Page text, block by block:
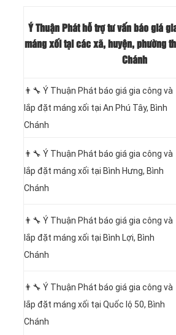
Ý Thuận Phát hỗ trợ tư vấn báo giá
máng xối tại các xã, huyện, phường
Chánh
👨‍🔧 Ý Thuận Phát báo giá gia công và
lắp đặt máng xối tại An Phú Tây, Bình
Chánh
👨‍🔧 Ý Thuận Phát báo giá gia công và
lắp đặt máng xối tại Bình Hưng, Bình
Chánh
👨‍🔧 Ý Thuận Phát báo giá gia công và
lắp đặt máng xối tại Bình Lợi, Bình
Chánh
👨‍🔧 Ý Thuận Phát báo giá gia công và
lắp đặt máng xối tại Quốc lộ 50, Bình
Chánh